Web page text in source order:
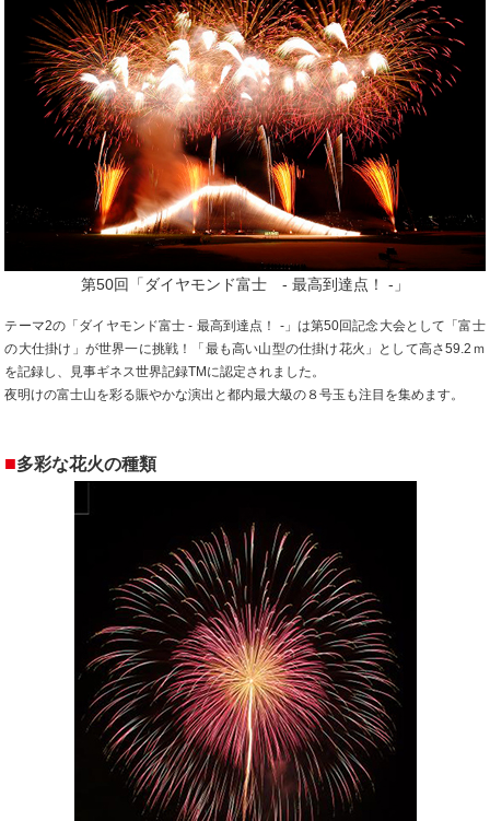
第50回「ダイヤモンド富士 - 最高到達点！ -」
テーマ2の「ダイヤモンド富士 - 最高到達点！ -」は第50回記念大会として「富士
の大仕掛け」が世界一に挑戦！「最も高い山型の仕掛け花火」として高さ59.2ｍ
を記録し、見事ギネス世界記録TMに認定されました。
夜明けの富士山を彩る賑やかな演出と都内最大級の８号玉も注目を集めます。
■多彩な花火の種類